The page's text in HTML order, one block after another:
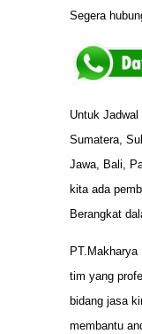
Segera
Untuk
Sumatera,
Jawa, Bali,
kita ada
Berangkat
tim yang
bidang jasa
membantu